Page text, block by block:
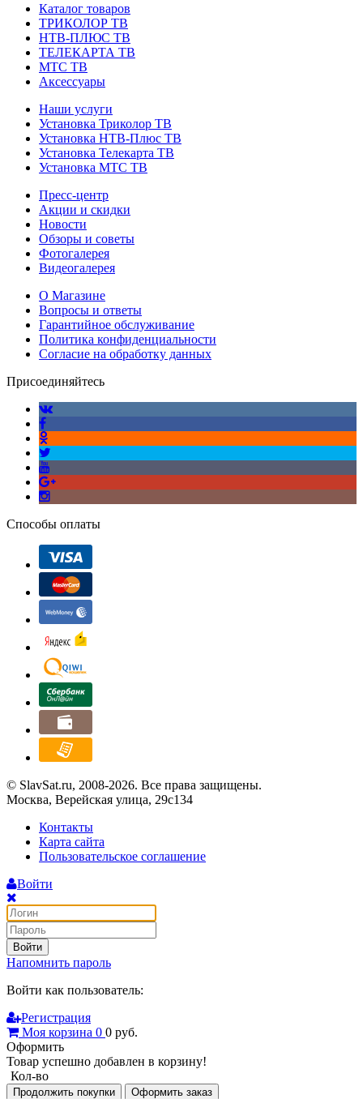
Каталог товаров
ТРИКОЛОР ТВ
НТВ-ПЛЮС ТВ
ТЕЛЕКАРТА ТВ
МТС ТВ
Аксессуары
Наши услуги
Установка Триколор ТВ
Установка НТВ-Плюс ТВ
Установка Телекарта ТВ
Установка МТС ТВ
Пресс-центр
Акции и скидки
Новости
Обзоры и советы
Фотогалерея
Видеогалерея
О Магазине
Вопросы и ответы
Гарантийное обслуживание
Политика конфиденциальности
Согласие на обработку данных
Присоединяйтесь
Способы оплаты
© SlavSat.ru, 2008-2026. Все права защищены.
Москва, Верейская улица, 29с134
Контакты
Карта сайта
Пользовательское соглашение
Войти
Войти
Напомнить пароль
Войти как пользователь:
Регистрация
Моя корзина 0 0 руб.
Оформить
Товар успешно добавлен в корзину!
Кол-во
Продолжить покупки Оформить заказ